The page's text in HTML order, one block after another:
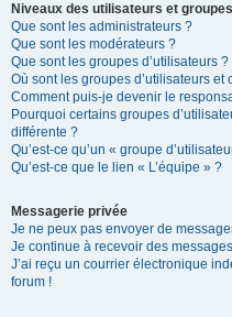
Niveaux des utilisateurs et
Que sont les administrateurs ?
Que sont les modérateurs ?
Que sont les groupes d’utilisateurs ?
Où sont les groupes d’utilisateurs
Comment puis-je devenir le
Pourquoi certains groupes
différente ?
Qu’est-ce qu’un « groupe
Qu’est-ce que le lien « L’équipe » ?
Messagerie privée
Je ne peux pas envoyer de
Je continue à recevoir des
J’ai reçu un courrier électronique
forum !